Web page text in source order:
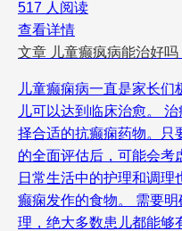
517 人阅读
查看详情
文章 儿童癫疯病能治好吗
儿童癫痫病一直是家长
儿可以达到临床治愈。
择合适的抗癫痫药物。只
的全面评估后，可能会考
日常生活中的护理和调
癫痫发作的食物。 需要
理，绝大多数患儿都能够